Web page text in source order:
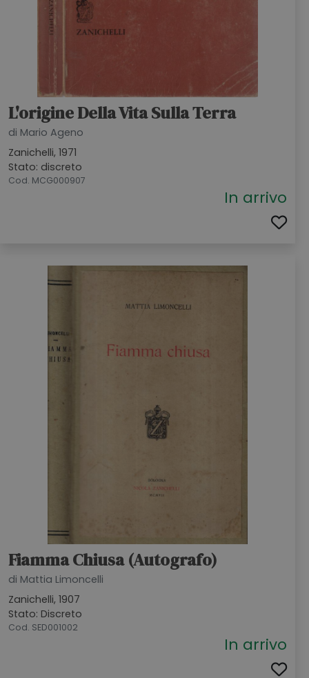
L'origine Della Vita Sulla Terra
di Mario Ageno
Zanichelli, 1971
Stato: discreto
Cod. MCG000907
In arrivo
Fiamma Chiusa (Autografo)
di Mattia Limoncelli
Zanichelli, 1907
Stato: Discreto
Cod. SED001002
In arrivo